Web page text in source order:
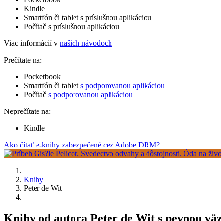
Kindle
Smartfón či tablet s príslušnou aplikáciou
Počítač s príslušnou aplikáciou
Viac informácií v našich návodoch
Prečítate na:
Pocketbook
Smartfón či tablet s podporovanou aplikáciou
Počítač s podporovanou aplikáciou
Neprečítate na:
Kindle
Ako čítať e-knihy zabezpečené cez Adobe DRM?
Knihy
Peter de Wit
Knihy od autora Peter de Wit s pevnou